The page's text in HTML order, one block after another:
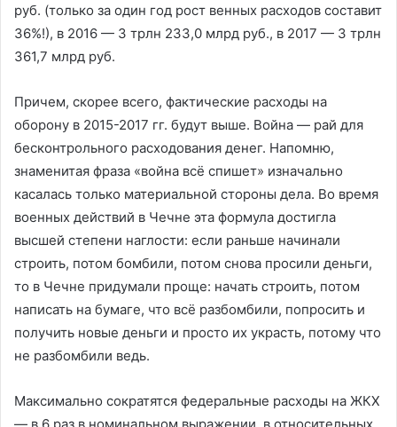
руб. (только за один год рост венных расходов составит
36%!), в 2016 — 3 трлн 233,0 млрд руб., в 2017 — 3 трлн
361,7 млрд руб.
Причем, скорее всего, фактические расходы на
оборону в 2015-2017 гг. будут выше. Война — рай для
бесконтрольного расходования денег. Напомню,
знаменитая фраза «война всё спишет» изначально
касалась только материальной стороны дела. Во время
военных действий в Чечне эта формула достигла
высшей степени наглости: если раньше начинали
строить, потом бомбили, потом снова просили деньги,
то в Чечне придумали проще: начать строить, потом
написать на бумаге, что всё разбомбили, попросить и
получить новые деньги и просто их украсть, потому что
не разбомбили ведь.
Максимально сократятся федеральные расходы на ЖКХ